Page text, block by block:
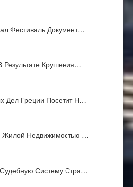
Фестиваль Документ…
Результате Крушения…
Дел Греции Посетит Н…
Жилой Недвижимостью …
Систему Стра…